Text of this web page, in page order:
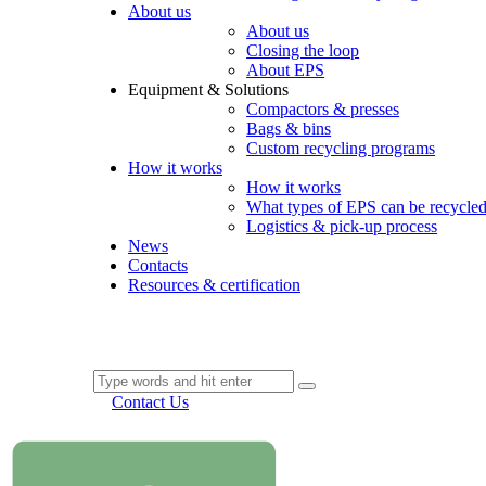
About us
About us
Closing the loop
About EPS
Equipment & Solutions
Compactors & presses
Bags & bins
Custom recycling programs
How it works
How it works
What types of EPS can be
Logistics & pick-up process
News
Contacts
Resources & certification
Contact Us